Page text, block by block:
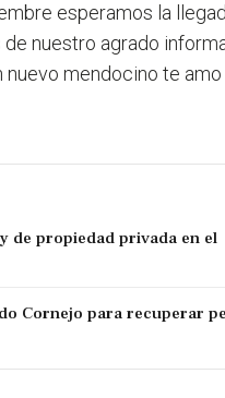
esperamos la
de nuestro agrado
nuevo mendocino te amo
de propiedad privada en el
Cornejo para recuperar